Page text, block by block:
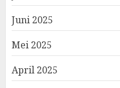
Juni 2025
Mei 2025
April 2025